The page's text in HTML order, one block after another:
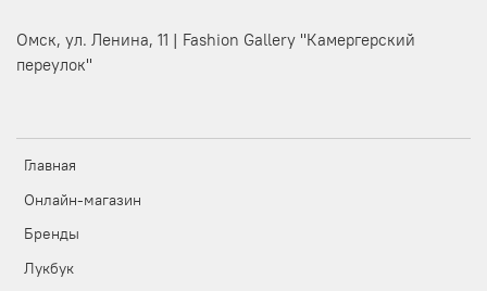
Главная
Онлайн-магазин
Бренды
Лукбук
Омск, ул. Ленина, 11 | Fashion Gallery "Камергерский
переулок"